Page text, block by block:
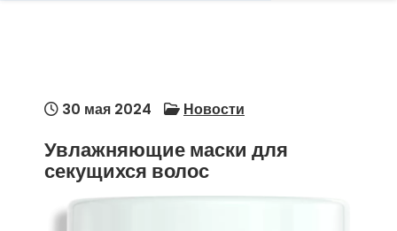
30 мая 2024 Новости
Увлажняющие маски для
секущихся волос